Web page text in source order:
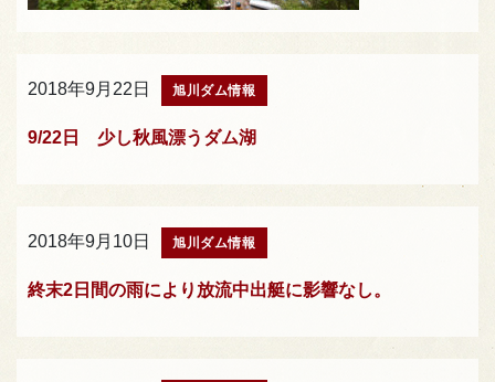
2018年9月22日 旭川ダム情報
9/22日 少し秋風漂うダム湖
2018年9月10日 旭川ダム情報
終末2日間の雨により放流中出艇に影響なし。